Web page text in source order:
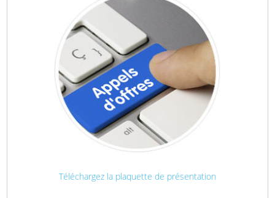
Téléchargez la plaquette de présentation